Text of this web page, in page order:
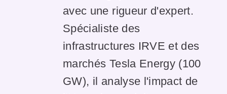
avec une rigueur d'expert.
Spécialiste des
infrastructures IRVE et des
marchés Tesla Energy (100
GW), il analyse l'impact de